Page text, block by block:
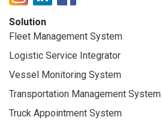
Solution
Fleet Management System
Logistic Service Integrator
Vessel Monitoring System
Transportation Management System
Truck Appointment System